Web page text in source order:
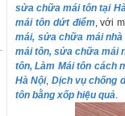
sửa chữa mái tôn tại
mái tôn dứt điểm, với
mái, sửa chữa mái nhà
mái tôn, sửa chữa mái
tôn, Làm Mái tôn cách
Hà Nội, Dịch vụ chống
tôn bằng xốp hiệu quả.